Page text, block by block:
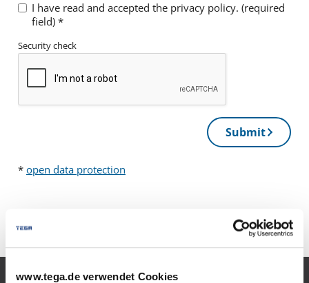
www.tega.de verwendet Cookies
I have read and accepted the privacy policy. (required
field) *
Security check
Submit
* open data protection